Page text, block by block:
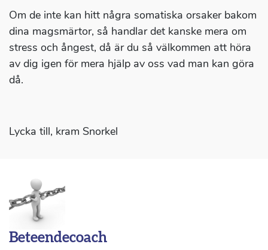
Om de inte kan hitt några somatiska orsaker bakom
dina magsmärtor, så handlar det kanske mera om
stress och ångest, då är du så välkommen att höra
av dig igen för mera hjälp av oss vad man kan göra
då.
Lycka till, kram Snorkel
Beteendecoach